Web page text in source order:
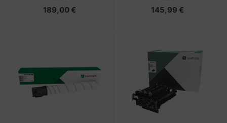
MFC-L5710DW, MFC-
189,00 € 145,99 €